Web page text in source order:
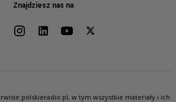
Znajdziesz nas na
polskieradio.pl, w tym wszystkie materiały i ich